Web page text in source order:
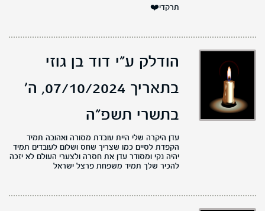
תרקדי❤️
הודלק ע"י דוד בן גוזי
בתאריך 07/10/2024,
ה'
בתשרי תשפ"ה
עדן היקרה שלי היית עובדת מסורה ואהובה תמיד
הקפדת לסיים כמו שצריך שחס ושלום לעובדים תמיד
יהיה נקי ומסודר עדן את חסרה ולצערי העולם לא יזכה
להכיר שלך תמיד משפחת פרצל ישראל